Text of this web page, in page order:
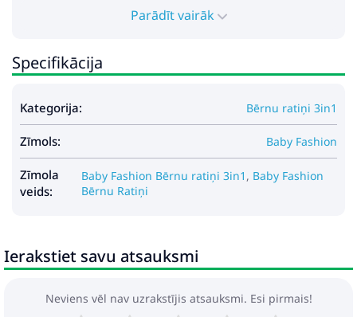
*Autosēdeklis Stilo:
- paredzēts bērniem no 0 līdz 13 kg
- šūpuļa funkcija
- bērna nēsāšanas funkcija
- regulējams pārnēsāšanas rokturis vairākās
pozīcijās
- jumtiņš nostiprinā ar klipšiem
- regulējamas drošības jostas
Gabarīti:
- Kulbas iekšējie izmēri: 80х37х23 cm
Parādīt vairāk
Specifikācija
Kategorija: Bērnu ratiņi 3in1
Zīmols: Baby Fashion
Zīmola
veids:
Baby Fashion Bērnu ratiņi 3in1 , Baby Fashion
Bērnu Ratiņi
Ierakstiet savu atsauksmi
Neviens vēl nav uzrakstījis atsauksmi. Esi pirmais!